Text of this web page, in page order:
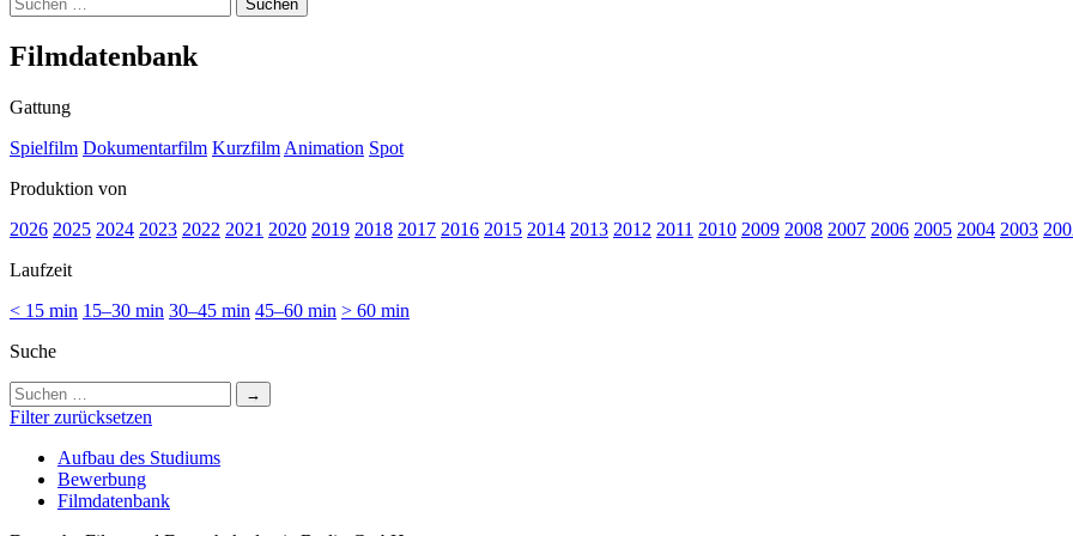
nach:
Film­da­ten­bank
Gattung
Spielfilm Dokumentarfilm Kurzfilm Animation Spot
Produktion von
2026 2025 2024 2023 2022 2021 2020 2019 2018 2017 2016 2015 2014 2013 2012 2011 2010 2009 2008 2007 2006 2005 2004 2003
Laufzeit
< 15 min 15–30 min 30–45 min 45–60 min > 60 min
Suche
Suchen
nach:
Filter zurücksetzen
Auf­bau des Stu­di­ums
Bewer­bung
Film­da­ten­bank